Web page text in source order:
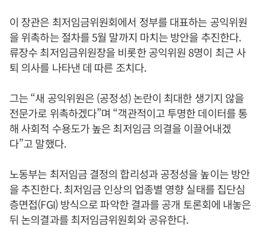
이 장관은 최저임금위원회에서 정부를 대표하는 공익위원
을 위촉하는 절차를 5월 말까지 마치는 방안을 추진한다.
류장수 최저임금위원장을 비롯한 공익위원 8명이 최근 사
퇴 의사를 나타낸 데 따른 조치다.
그는 “새 공익위원은 (공정성) 논란이 최대한 생기지 않을
전문가로 위촉하겠다”며 “객관적이고 투명한 데이터를 통
해 사회적 수용도가 높은 최저임금 의결을 이끌어내겠
다”고 말했다.
노동부는 최저임금 결정의 합리성과 공정성을 높이는 방안
을 추진한다. 최저임금 인상의 업종별 영향 실태를 집단심
층면접(FGI) 방식으로 파악한 결과를 공개 토론회에 내놓은
뒤 논의결과를 최저임금위원회와 공유한다.